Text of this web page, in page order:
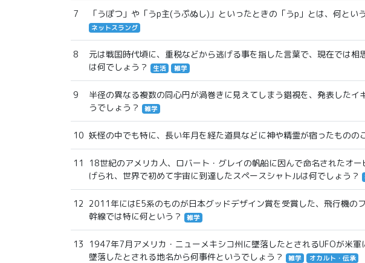
7 「うぽつ」や「うp主(うぷぬし)」といったときの「うp」とは、何とい
ネットスラング
8
元は戦国時代頃に、重税などから逃げる事を指した言葉で、現在では
は何でしょう？
生活 雑学
9
半径の異なる複数の同心円が渦巻きに見えてしまう錯視を、発表した
うでしょう？
雑学
10 妖怪の中でも特に、長い年月を経た道具などに神や精霊が宿ったものの
11
18世紀のアメリカ人、ロバート・グレイの帆船に因んで命名されたオ
げられ、世界で初めて宇宙に到達したスペースシャトルは何でしょう？
12 2011年にはE5系のものが日本グッドデザイン賞を受賞した、飛行機の
幹線では特に何という？
雑学
13
1947年7月アメリカ・ニューメキシコ州に墜落したとされるUFOが米
墜落したとされる地名から何事件というでしょう？
雑学 オカルト・伝承